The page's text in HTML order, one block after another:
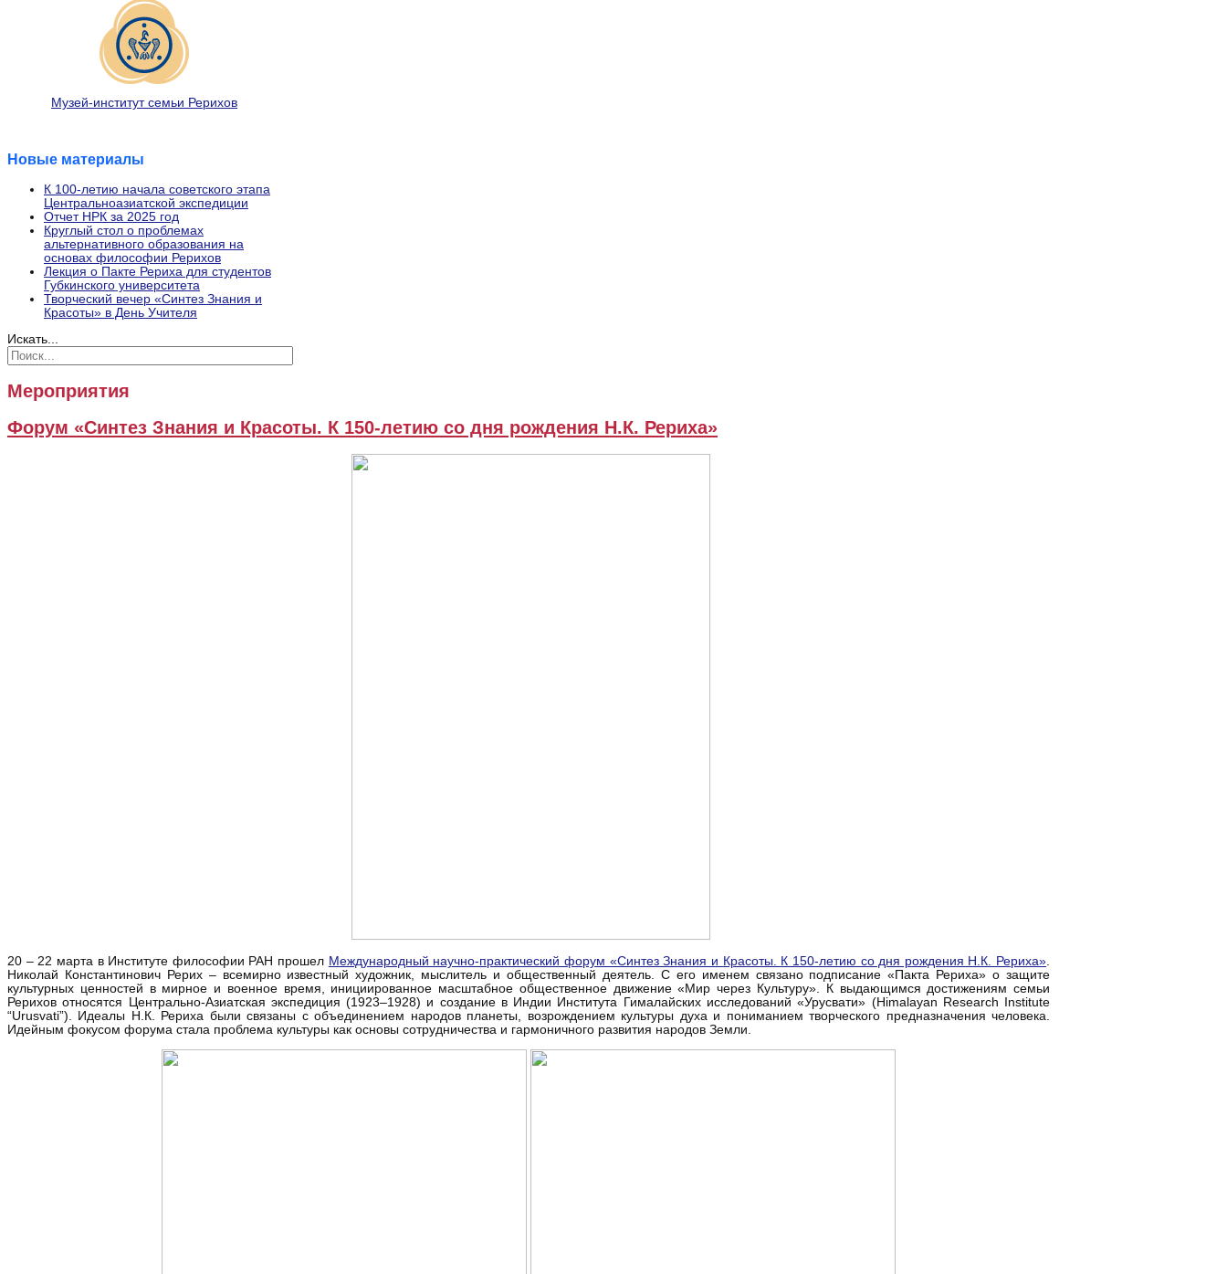
Музей-институт семьи Рерихов
Новые материалы
К 100-летию начала советского этапа
Центральноазиатской экспедиции
Отчет НРК за 2025 год
Круглый стол о проблемах
альтернативного образования на
основах философии Рерихов
Лекция о Пакте Рериха для студентов
Губкинского университета
Творческий вечер «Синтез Знания и
Красоты» в День Учителя
Искать...
Мероприятия
Форум «Синтез Знания и Красоты. К 150-летию со дня рождения Н.К. Рериха»
20 – 22 марта в Институте философии РАН прошел Международный научно-практический форум «Синтез Знания и Красоты. К 150-летию со дня рождения Н.К. Рериха».
Николай Константинович Рерих – всемирно известный художник, мыслитель и общественный деятель. С его именем связано подписание «Пакта Рериха» о защите
культурных ценностей в мирное и военное время, инициированное масштабное общественное движение «Мир через Культуру». К выдающимся достижениям семьи
Рерихов относятся Центрально-Азиатская экспедиция (1923–1928) и создание в Индии Института Гималайских исследований «Урусвати» (Himalayan Research Institute
“Urusvati”). Идеалы Н.К. Рериха были связаны с объединением народов планеты, возрождением культуры духа и пониманием творческого предназначения человека.
Идейным фокусом форума стала проблема культуры как основы сотрудничества и гармоничного развития народов Земли.